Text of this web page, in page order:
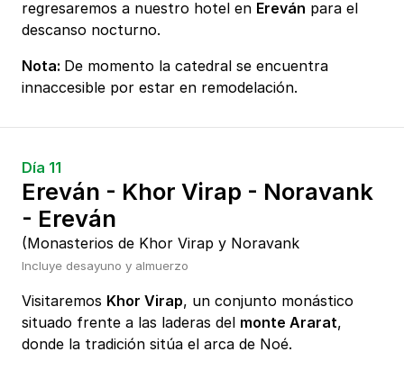
regresaremos a nuestro hotel en Ereván para el
descanso nocturno.
Nota: De momento la catedral se encuentra
innaccesible por estar en remodelación.
Día 11
Ereván - Khor Virap - Noravank
- Ereván
(Monasterios de Khor Virap y Noravank
Incluye desayuno y almuerzo
Visitaremos Khor Virap, un conjunto monástico
situado frente a las laderas del monte Ararat,
donde la tradición sitúa el arca de Noé.